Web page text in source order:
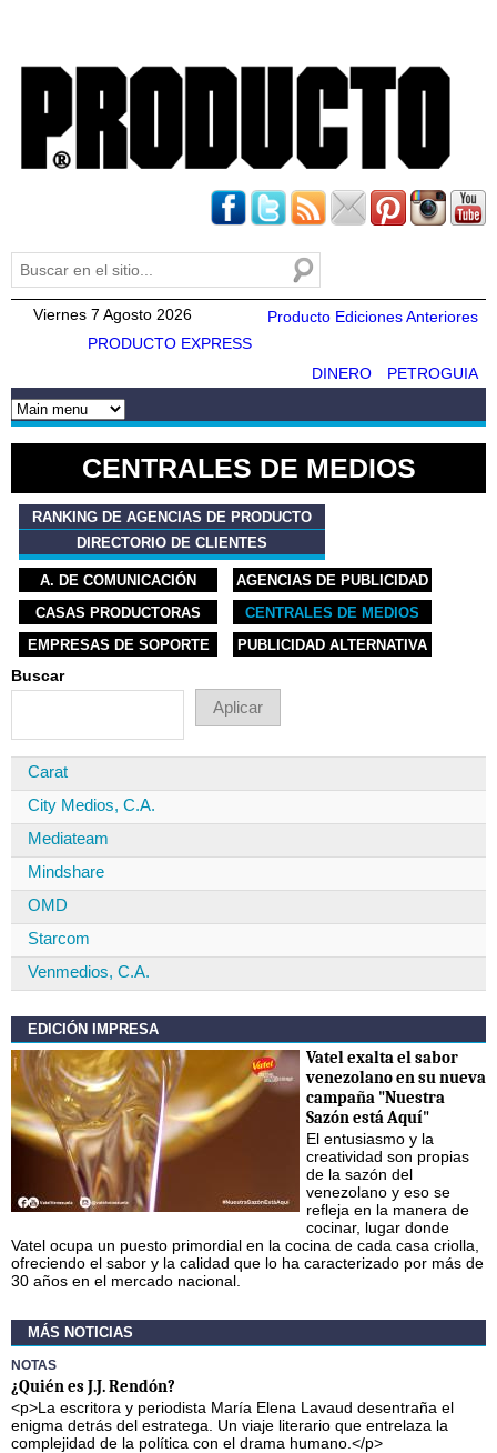
Formulario de búsqueda
Buscar
Viernes 7 Agosto 2026
Producto Ediciones Anteriores
PRODUCTO EXPRESS
PETROGUIA
DINERO
CENTRALES DE MEDIOS
RANKING DE AGENCIAS DE PRODUCTO
DIRECTORIO DE CLIENTES
A. DE COMUNICACIÓN
AGENCIAS DE PUBLICIDAD
CASAS PRODUCTORAS
CENTRALES DE MEDIOS
EMPRESAS DE SOPORTE
PUBLICIDAD ALTERNATIVA
Buscar
Carat
City Medios, C.A.
Mediateam
Mindshare
OMD
Starcom
Venmedios, C.A.
EDICIÓN IMPRESA
Vatel exalta el sabor
venezolano en su nueva
campaña "Nuestra
Sazón está Aquí"
El entusiasmo y la
creatividad son propias
de la sazón del
venezolano y eso se
refleja en la manera de
cocinar, lugar donde
Vatel ocupa un puesto primordial en la cocina de cada casa criolla,
ofreciendo el sabor y la calidad que lo ha caracterizado por más de
30 años en el mercado nacional.
MÁS NOTICIAS
NOTAS
¿Quién es J.J. Rendón?
<p>La escritora y periodista María Elena Lavaud desentraña el
enigma detrás del estratega. Un viaje literario que entrelaza la
complejidad de la política con el drama humano.</p>